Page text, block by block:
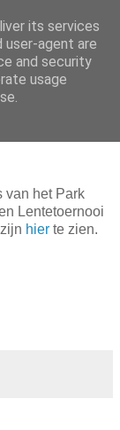
2008
van het Park
Lentetoernooi
hier te zien.
its services
user-agent are
and security
usage